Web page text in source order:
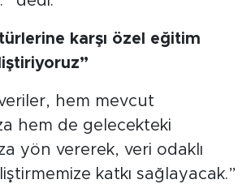
karşı özel eğitim
hem mevcut
hem de gelecekteki
yön vererek, veri odaklı
katkı sağlayacak.”